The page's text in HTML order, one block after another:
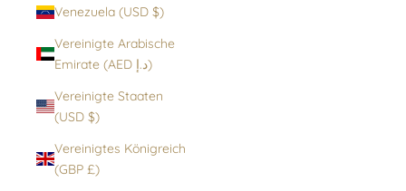
Venezuela (USD $)
Vereinigte Arabische
Emirate (AED د.إ)
Vereinigte Staaten
(USD $)
Vereinigtes Königreich
(GBP £)